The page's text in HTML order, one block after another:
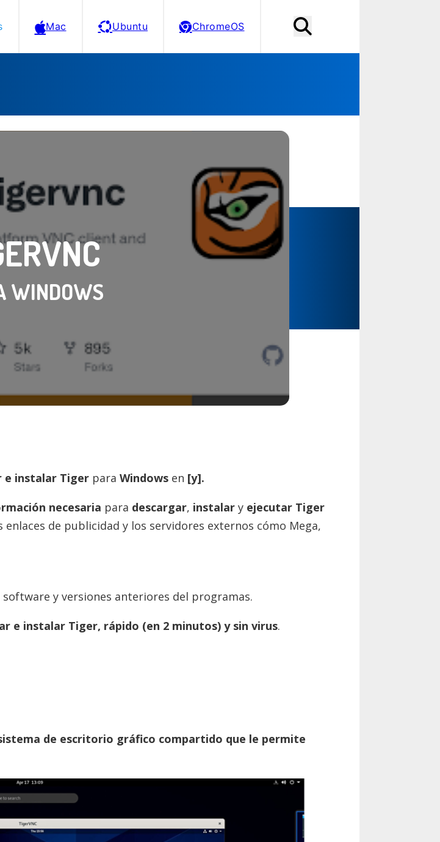
Mac Ubuntu ChromeOS
WINDOWS
e instalar Tiger para Windows en [y].
necesaria para descargar, instalar y ejecutar Tiger
de publicidad y los servidores externos cómo Mega,
software y versiones anteriores del programas.
e instalar Tiger, rápido (en 2 minutos) y sin virus.
de escritorio gráfico compartido que le permite